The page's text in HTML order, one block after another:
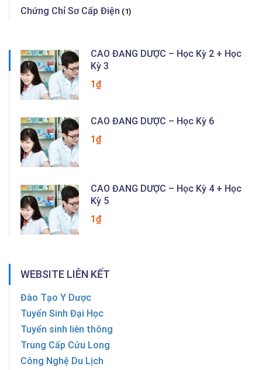
Chứng Chỉ Sơ Cấp Điện (1)
CAO ĐẲNG DƯỢC – Học Kỳ 2 + Học
Kỳ 3
1₫
CAO ĐẲNG DƯỢC – Học Kỳ 6
1₫
CAO ĐẲNG DƯỢC – Học Kỳ 4 + Học
Kỳ 5
1₫
WEBSITE LIÊN KẾT
Đào Tạo Y Dược
Tuyển Sinh Đại Học
Tuyển sinh liên thông
Trung Cấp Cửu Long
Công Nghệ Du Lịch